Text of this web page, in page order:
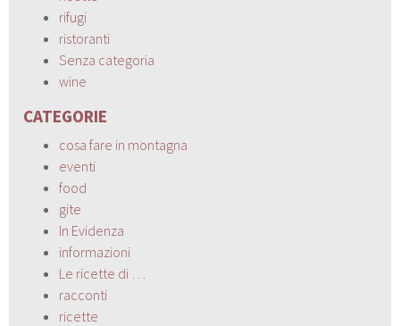
rifugi
ristoranti
Senza categoria
wine
CATEGORIE
cosa fare in montagna
eventi
food
gite
In Evidenza
informazioni
Le ricette di …
racconti
ricette